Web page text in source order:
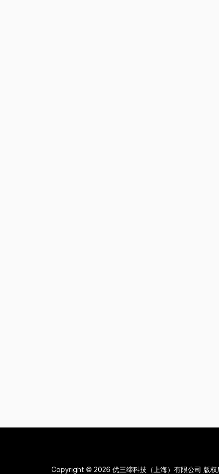
Copyright © 2026 优三缔科技（上海）有限公司 版权